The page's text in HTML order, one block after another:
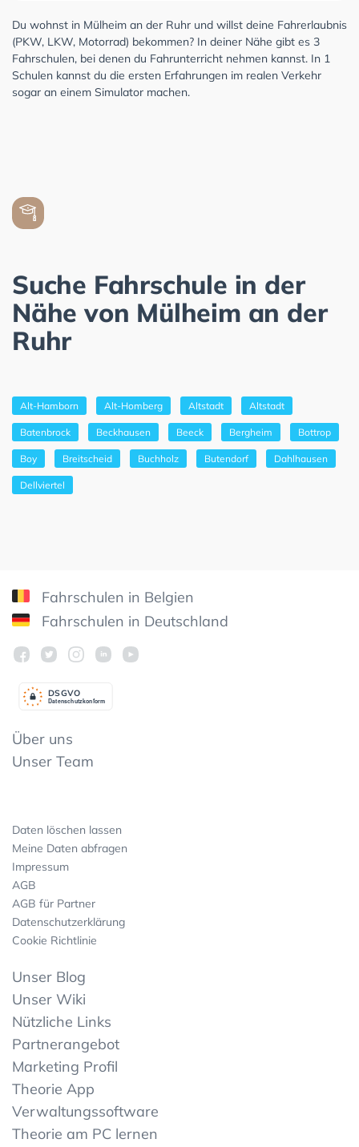
Du wohnst in Mülheim an der Ruhr und willst deine Fahrerlaubnis
(PKW, LKW, Motorrad) bekommen? In deiner Nähe gibt es 3
Fahrschulen, bei denen du Fahrunterricht nehmen kannst. In 1
Schulen kannst du die ersten Erfahrungen im realen Verkehr
sogar an einem Simulator machen.
Suche Fahrschule in der
Nähe von Mülheim an der
Ruhr
Alt-Hamborn Alt-Homberg Altstadt Altstadt
Batenbrock Beckhausen Beeck Bergheim Bottrop
Boy Breitscheid Buchholz Butendorf Dahlhausen
Dellviertel
Fahrschulen in Belgien
Fahrschulen in Deutschland
Datenschutzkonform
DSGVO
Über uns
Unser Team
Daten löschen lassen
Meine Daten abfragen
Impressum
AGB
AGB für Partner
Datenschutzerklärung
Cookie Richtlinie
Unser Blog
Unser Wiki
Nützliche Links
Partnerangebot
Marketing Profil
Theorie App
Verwaltungssoftware
Theorie am PC lernen